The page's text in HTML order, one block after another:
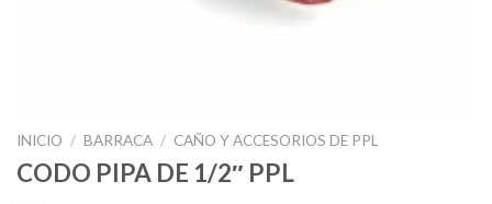
INICIO / BARRACA / CAÑO Y ACCESORIOS DE PPL
CODO PIPA DE 1/2″ PPL